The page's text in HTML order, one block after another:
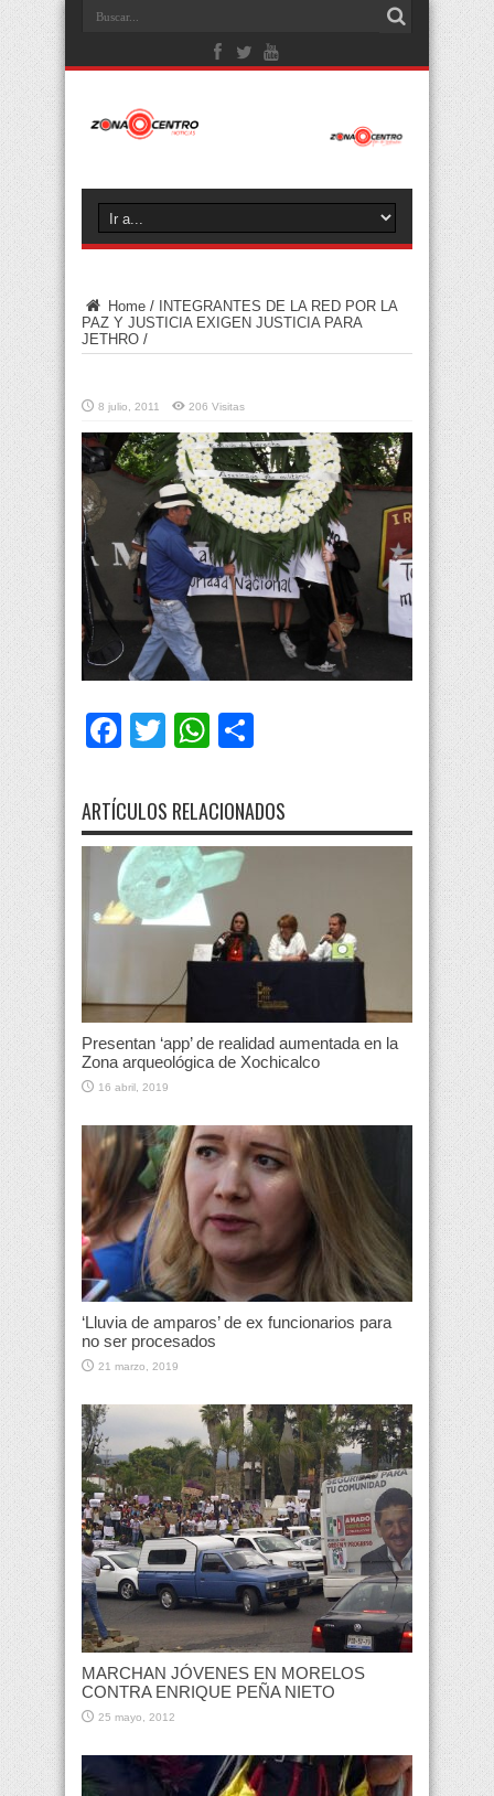
Home /
INTEGRANTES DE LA RED POR LA
PAZ Y JUSTICIA EXIGEN JUSTICIA PARA
JETHRO /
8 julio, 2011 206 Visitas
Facebook
TwitterWhatsApp
ARTÍCULOS RELACIONADOS
Presentan ‘app’ de realidad aumentada en la
Zona arqueológica de Xochicalco
16 abril, 2019
‘Lluvia de amparos’ de ex funcionarios para
no ser procesados
21 marzo, 2019
MARCHAN JÓVENES EN MORELOS
CONTRA ENRIQUE PEÑA NIETO
25 mayo, 2012